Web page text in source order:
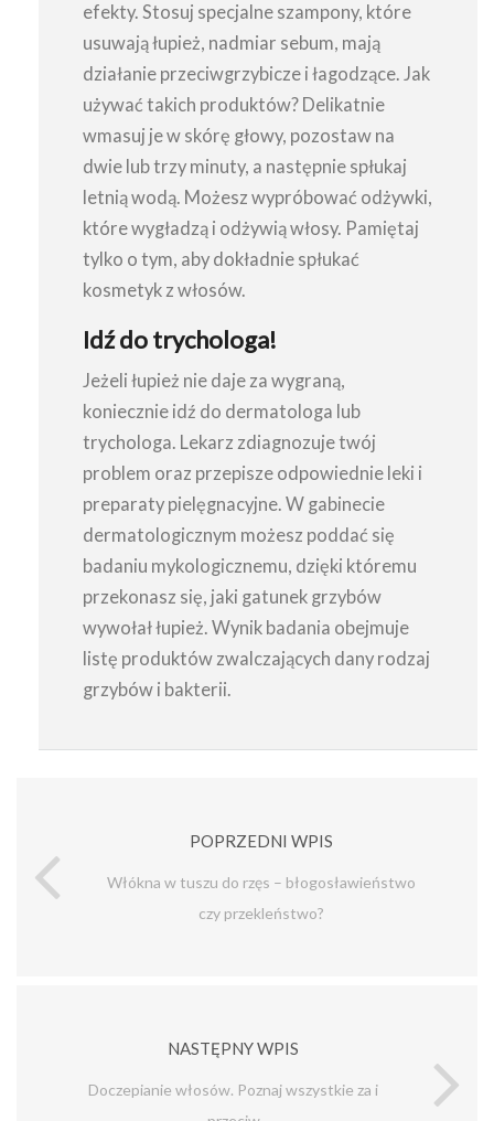
efekty. Stosuj specjalne szampony, które
usuwają łupież, nadmiar sebum, mają
działanie przeciwgrzybicze i łagodzące. Jak
używać takich produktów? Delikatnie
wmasuj je w skórę głowy, pozostaw na
dwie lub trzy minuty, a następnie spłukaj
letnią wodą. Możesz wypróbować odżywki,
które wygładzą i odżywią włosy. Pamiętaj
tylko o tym, aby dokładnie spłukać
kosmetyk z włosów.
Idź do trychologa!
Jeżeli łupież nie daje za wygraną,
koniecznie idź do dermatologa lub
trychologa. Lekarz zdiagnozuje twój
problem oraz przepisze odpowiednie leki i
preparaty pielęgnacyjne. W gabinecie
dermatologicznym możesz poddać się
badaniu mykologicznemu, dzięki któremu
przekonasz się, jaki gatunek grzybów
wywołał łupież. Wynik badania obejmuje
listę produktów zwalczających dany rodzaj
grzybów i bakterii.
POPRZEDNI WPIS
Włókna w tuszu do rzęs – błogosławieństwo
czy przekleństwo?
NASTĘPNY WPIS
Doczepianie włosów. Poznaj wszystkie za i